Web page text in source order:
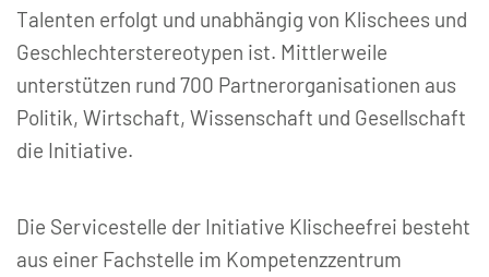
Talenten erfolgt und unabhängig von Klischees und
Geschlechterstereotypen ist. Mittlerweile
unterstützen rund 700 Partnerorganisationen aus
Politik, Wirtschaft, Wissenschaft und Gesellschaft
die Initiative.
Die Servicestelle der Initiative Klischeefrei besteht
aus einer Fachstelle im Kompetenzzentrum